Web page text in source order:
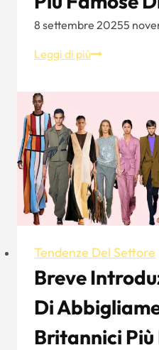
8 settembre 20255
Leggi di più10
di
tra
le
più
famose
di
Parigi
Tendenze Del Settore
Breve
Di
Britannici Più